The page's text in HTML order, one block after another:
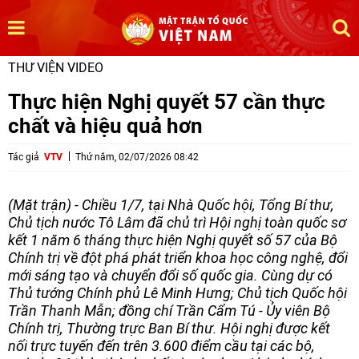
THƯ VIỆN VIDEO
Thực hiện Nghị quyết 57 cần thực
chất và hiệu quả hơn
Tác giả VTV Thứ năm, 02/07/2026 08:42
(Mặt trận) - Chiều 1/7, tại Nhà Quốc hội, Tổng Bí thư,
Chủ tịch nước Tô Lâm đã chủ trì Hội nghị toàn quốc sơ
kết 1 năm 6 tháng thực hiện Nghị quyết số 57 của Bộ
Chính trị về đột phá phát triển khoa học công nghệ, đổi
mới sáng tạo và chuyển đổi số quốc gia. Cùng dự có
Thủ tướng Chính phủ Lê Minh Hưng; Chủ tịch Quốc hội
Trần Thanh Mẫn; đồng chí Trần Cẩm Tú - Ủy viên Bộ
Chính trị, Thường trực Ban Bí thư. Hội nghị được kết
nối trực tuyến đến trên 3.600 điểm cầu tại các bộ,